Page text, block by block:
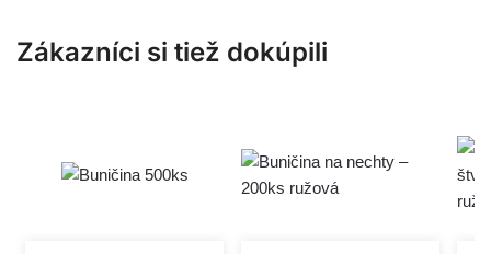
Zákazníci si tiež dokúpili